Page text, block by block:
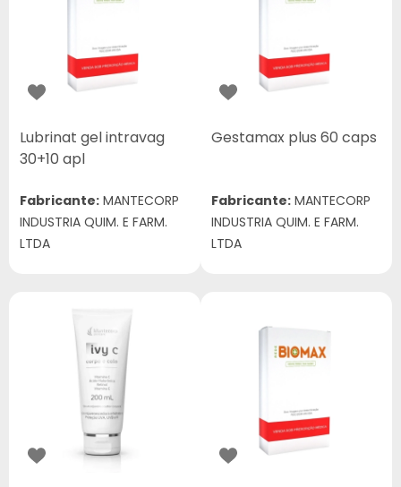
Lubrinat gel intravag
30+10 apl
Fabricante: MANTECORP
INDUSTRIA QUIM. E FARM.
LTDA
Gestamax plus 60 caps
Fabricante: MANTECORP
INDUSTRIA QUIM. E FARM.
LTDA